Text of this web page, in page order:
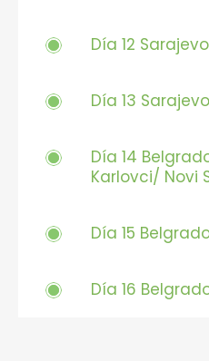
Día 12 Sarajevo
Día 13
Día 14
Karlovci/ Novi
Día 15
Día 16